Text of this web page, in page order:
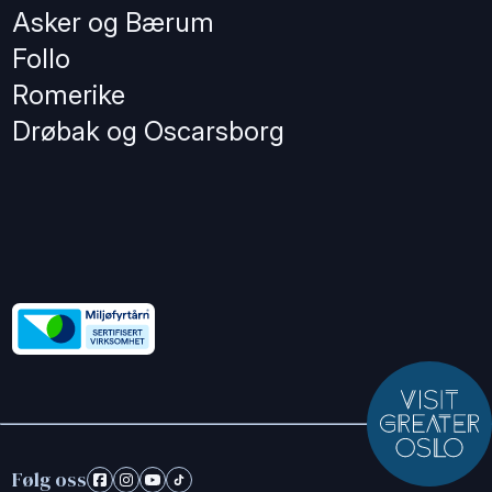
Asker og Bærum
Follo
Romerike
Drøbak og Oscarsborg
Følg oss